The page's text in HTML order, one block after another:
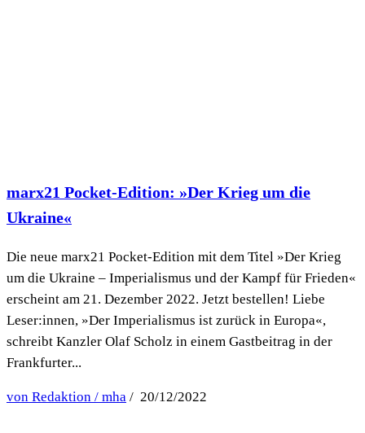
marx21 Pocket-Edition: »Der Krieg um die
Ukraine«
Die neue marx21 Pocket-Edition mit dem Titel »Der Krieg
um die Ukraine – Imperialismus und der Kampf für Frieden«
erscheint am 21. Dezember 2022. Jetzt bestellen! Liebe
Leser:innen, »Der Imperialismus ist zurück in Europa«,
schreibt Kanzler Olaf Scholz in einem Gastbeitrag in der
Frankfurter...
von Redaktion / mha / 20/12/2022